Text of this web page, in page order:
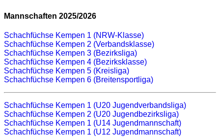
Mannschaften 2025/2026
Schachfüchse Kempen 1 (NRW-Klasse)
Schachfüchse Kempen 2 (Verbandsklasse)
Schachfüchse Kempen 3 (Bezirksliga)
Schachfüchse Kempen 4 (Bezirksklasse)
Schachfüchse Kempen 5 (Kreisliga)
Schachfüchse Kempen 6 (Breitensportliga)
Schachfüchse Kempen 1 (U20 Jugendverbandsliga)
Schachfüchse Kempen 2 (U20 Jugendbezirksliga)
Schachfüchse Kempen 1 (U14 Jugendmannschaft)
Schachfüchse Kempen 1 (U12 Jugendmannschaft)